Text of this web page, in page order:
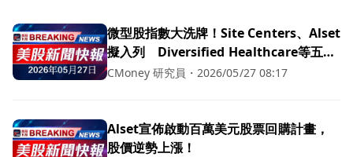
微型股指數大洗牌！Site Centers、Alset
擬入列 Diversified Healthcare等五檔
REIT遭剔除
CMoney 研究員 ・ 2026/05/27 08:17
Alset宣佈啟動百萬美元股票回購計畫，
股價逆勢上漲！